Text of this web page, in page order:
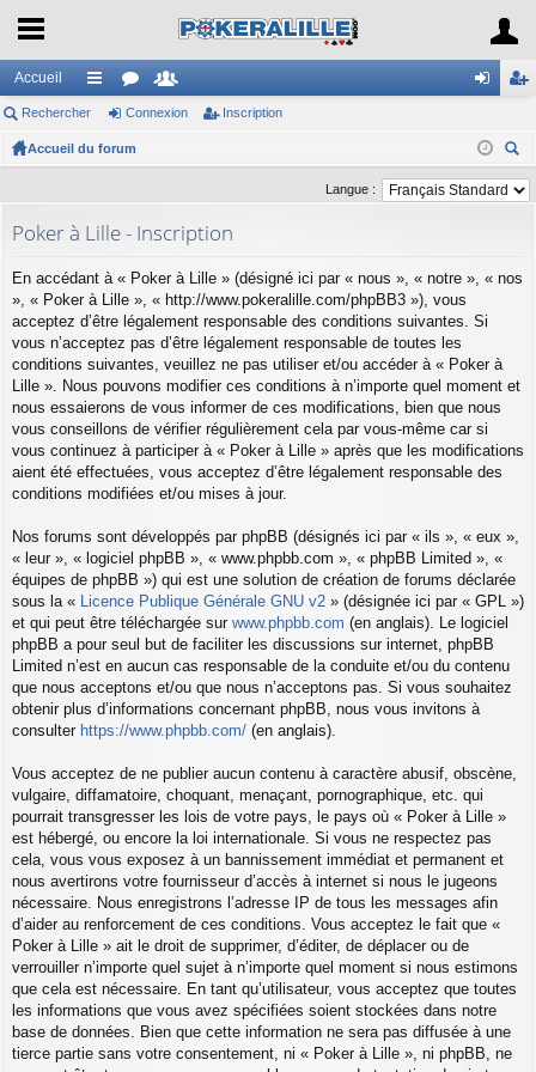
Accueil
ac
co
or
u
e
ne
xi
cri
pti
Rechercher Connexion Inscription
Accueil du forum
her
Langue :
Poker à Lille - Inscription
En accédant à « Poker à Lille » (désigné ici par « nous », « notre », « nos
», « Poker à Lille », « http://www.pokeralille.com/phpBB3 »), vous
acceptez d’être légalement responsable des conditions suivantes. Si
vous n’acceptez pas d’être légalement responsable de toutes les
conditions suivantes, veuillez ne pas utiliser et/ou accéder à « Poker à
Lille ». Nous pouvons modifier ces conditions à n’importe quel moment et
nous essaierons de vous informer de ces modifications, bien que nous
vous conseillons de vérifier régulièrement cela par vous-même car si
vous continuez à participer à « Poker à Lille » après que les modifications
aient été effectuées, vous acceptez d’être légalement responsable des
conditions modifiées et/ou mises à jour.
Nos forums sont développés par phpBB (désignés ici par « ils », « eux »,
« leur », « logiciel phpBB », « www.phpbb.com », « phpBB Limited », «
équipes de phpBB ») qui est une solution de création de forums déclarée
sous la « Licence Publique Générale GNU v2 » (désignée ici par « GPL »)
et qui peut être téléchargée sur www.phpbb.com (en anglais). Le logiciel
phpBB a pour seul but de faciliter les discussions sur internet, phpBB
Limited n’est en aucun cas responsable de la conduite et/ou du contenu
que nous acceptons et/ou que nous n’acceptons pas. Si vous souhaitez
obtenir plus d’informations concernant phpBB, nous vous invitons à
consulter https://www.phpbb.com/ (en anglais).
Vous acceptez de ne publier aucun contenu à caractère abusif, obscène,
vulgaire, diffamatoire, choquant, menaçant, pornographique, etc. qui
pourrait transgresser les lois de votre pays, le pays où « Poker à Lille »
est hébergé, ou encore la loi internationale. Si vous ne respectez pas
cela, vous vous exposez à un bannissement immédiat et permanent et
nous avertirons votre fournisseur d’accès à internet si nous le jugeons
nécessaire. Nous enregistrons l’adresse IP de tous les messages afin
d’aider au renforcement de ces conditions. Vous acceptez le fait que «
Poker à Lille » ait le droit de supprimer, d’éditer, de déplacer ou de
verrouiller n’importe quel sujet à n’importe quel moment si nous estimons
que cela est nécessaire. En tant qu’utilisateur, vous acceptez que toutes
les informations que vous avez spécifiées soient stockées dans notre
base de données. Bien que cette information ne sera pas diffusée à une
tierce partie sans votre consentement, ni « Poker à Lille », ni phpBB, ne